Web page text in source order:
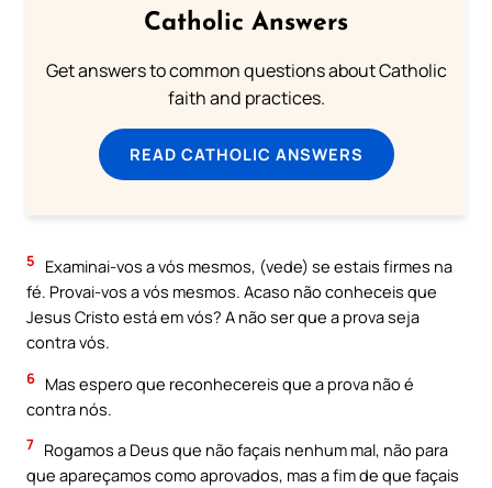
Catholic Answers
Get answers to common questions about Catholic
faith and practices.
READ CATHOLIC ANSWERS
5
Examinai-vos a vós mesmos, (vede) se estais firmes na
fé. Provai-vos a vós mesmos. Acaso não conheceis que
Jesus Cristo está em vós? A não ser que a prova seja
contra vós.
6 Mas espero que reconhecereis que a prova não é
contra nós.
7 Rogamos a Deus que não façais nenhum mal, não para
que apareçamos como aprovados, mas a fim de que façais